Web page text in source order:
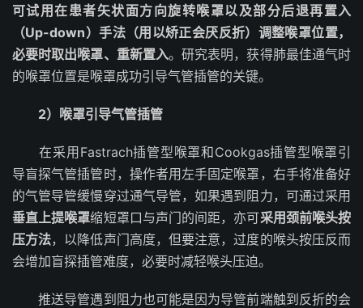
可试用在患者矢状面方向旋转喉罩以及部分后退再置入
（Up-down）手法（用以矫正会厌反折）调整喉罩位置，
必要时取出喉罩、重新置入。研究表明，获得肺最佳通气时
的喉罩位置是喉罩成功引导气管插管的关键。
2）喉罩引导气管插管
在采用Fastrach插管型喉罩和Cookgas插管型喉罩引
导盲探气管插管时，操作者用左手固定喉罩，右手将准备好
的气管导管缓慢穿过通气导管，如果遇到阻力，可通过采用
垂直上提喉罩缩短罩口与声门的间距，亦可采用颈前喉头按
压方法，以降低声门高度，但要注意，过度的喉头按压反而
会增加盲探插管难度，必要时减轻喉头压迫。
推送导管遇到阻力也可能是因为导管前端触到反折的会